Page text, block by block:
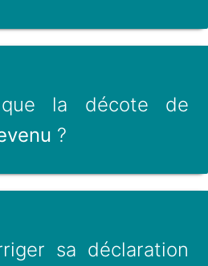
la décote de
?
sa déclaration